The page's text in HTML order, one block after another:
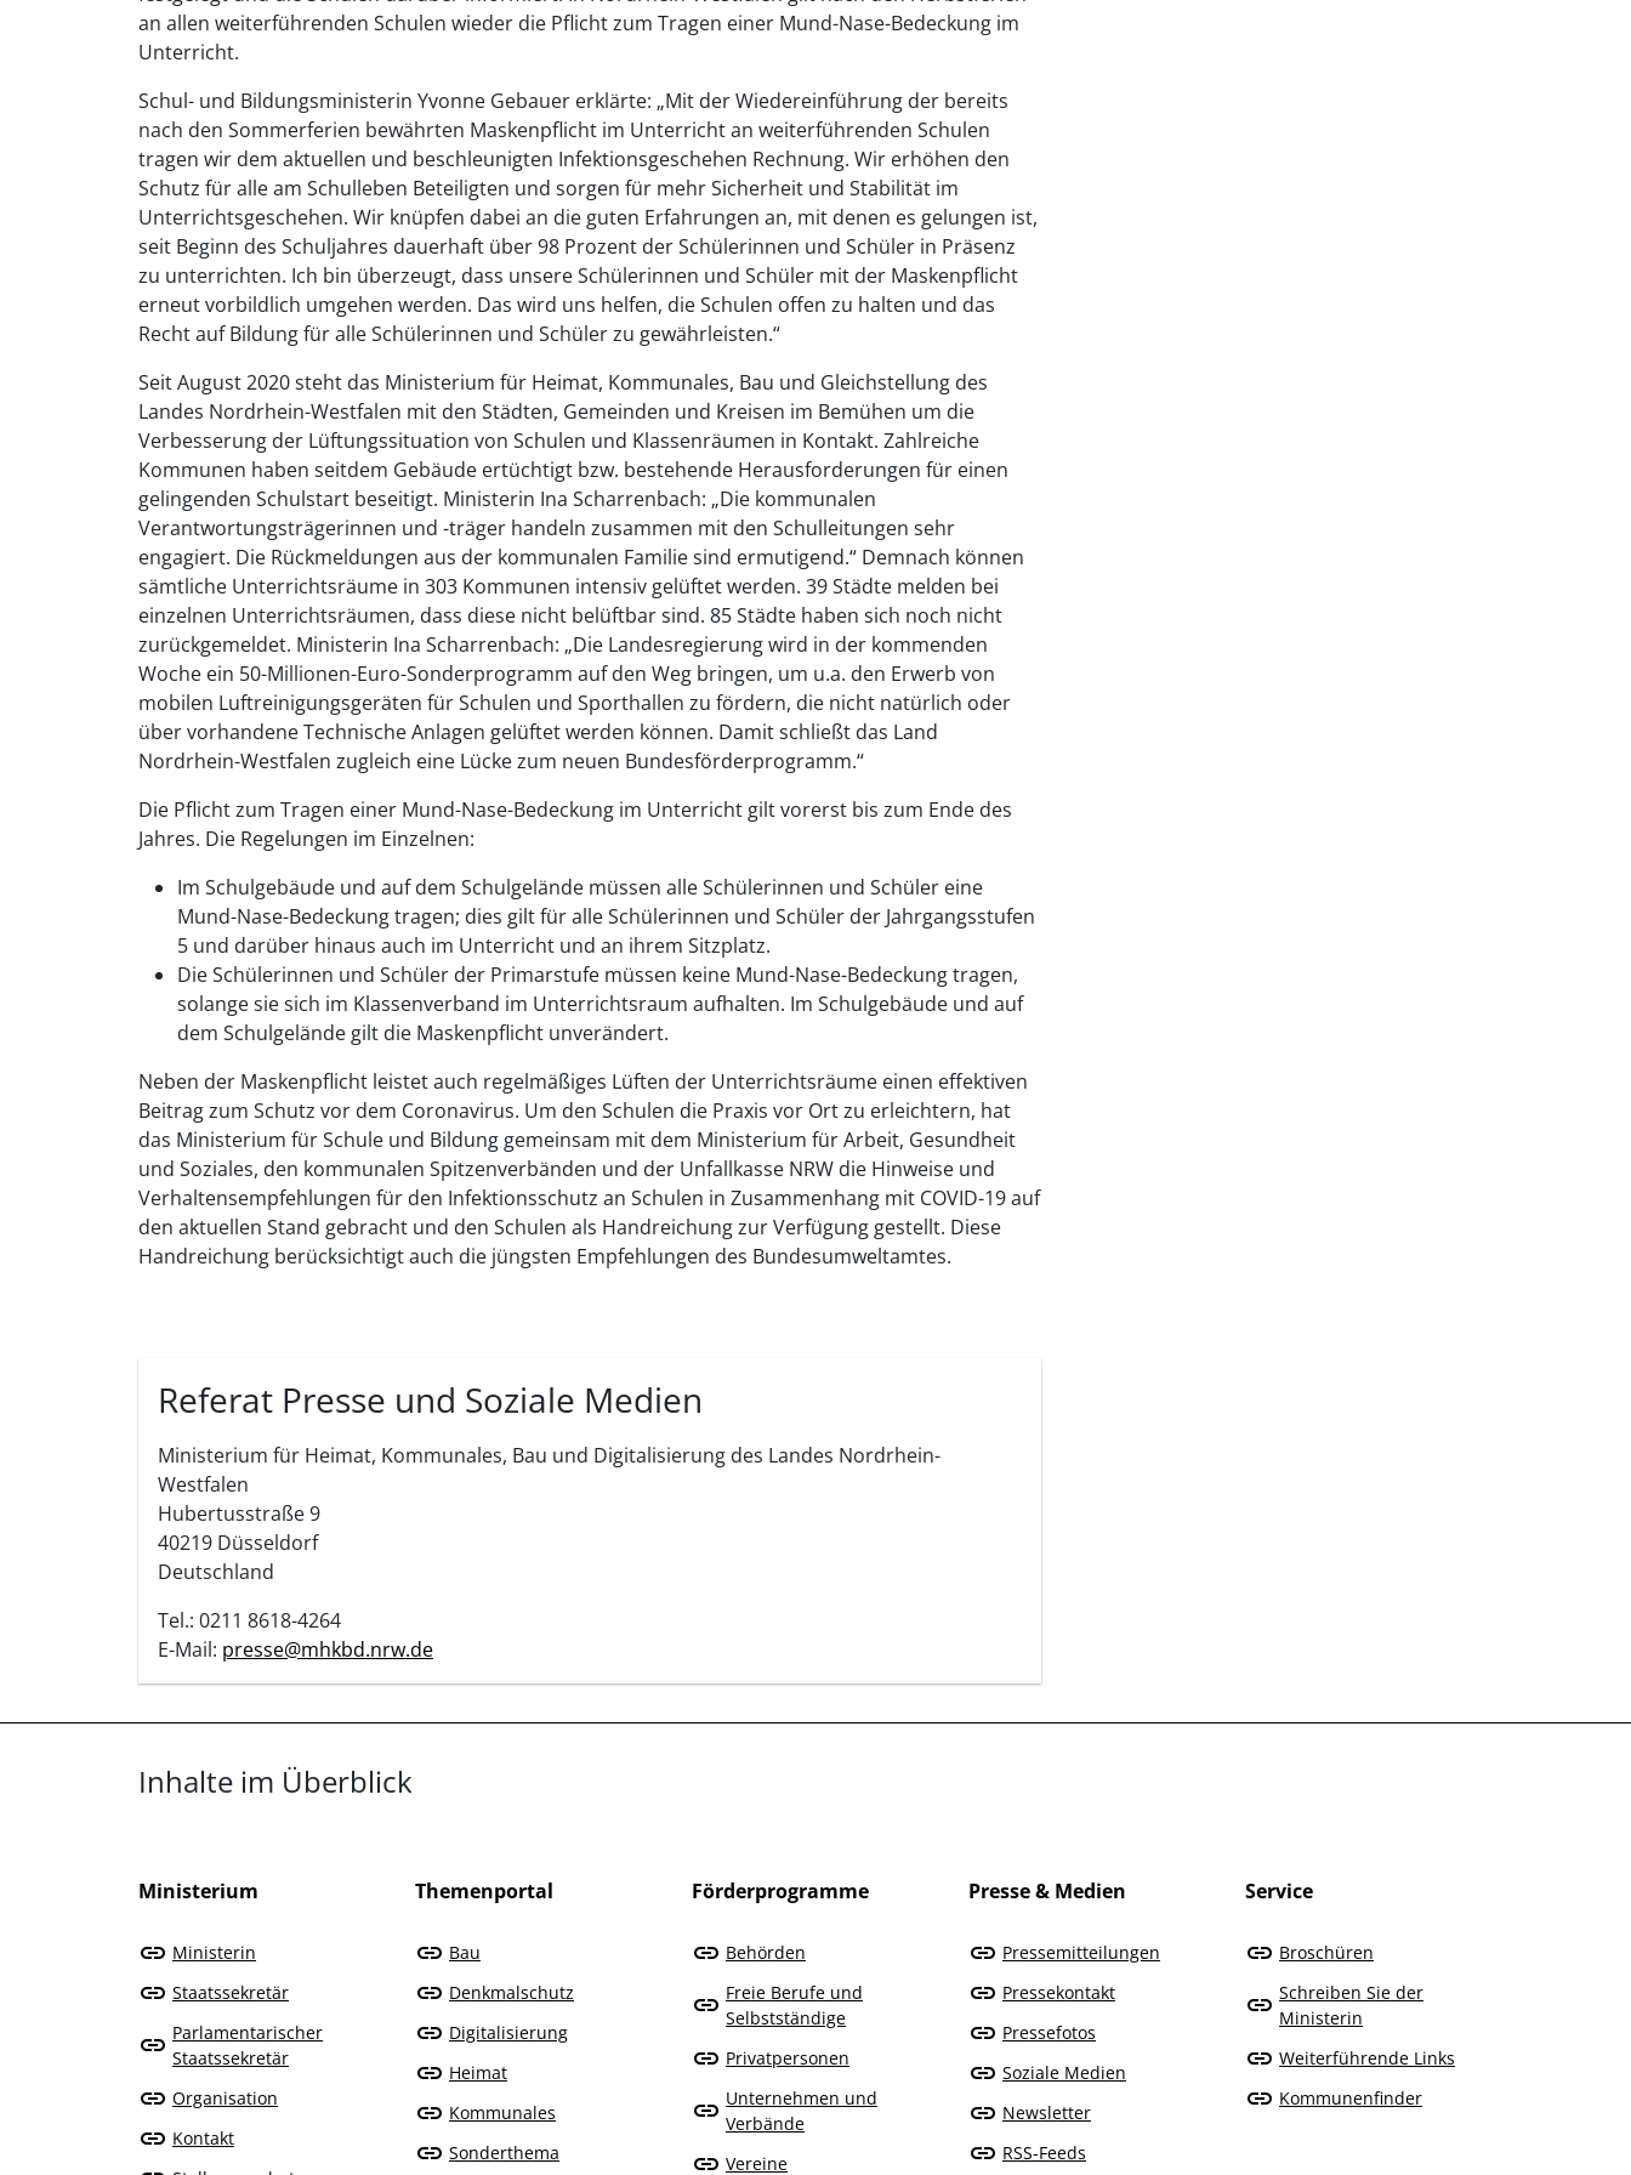
an allen weiterführenden Schulen wieder die Pflicht zum Tragen einer Mund-Nase-Bedeckung im
Unterricht.
Schul- und Bildungsministerin Yvonne Gebauer erklärte: „Mit der Wiedereinführung der bereits
nach den Sommerferien bewährten Maskenpflicht im Unterricht an weiterführenden Schulen
tragen wir dem aktuellen und beschleunigten Infektionsgeschehen Rechnung. Wir erhöhen den
Schutz für alle am Schulleben Beteiligten und sorgen für mehr Sicherheit und Stabilität im
Unterrichtsgeschehen. Wir knüpfen dabei an die guten Erfahrungen an, mit denen es gelungen ist,
seit Beginn des Schuljahres dauerhaft über 98 Prozent der Schülerinnen und Schüler in Präsenz
zu unterrichten. Ich bin überzeugt, dass unsere Schülerinnen und Schüler mit der Maskenpflicht
erneut vorbildlich umgehen werden. Das wird uns helfen, die Schulen offen zu halten und das
Recht auf Bildung für alle Schülerinnen und Schüler zu gewährleisten.“
Seit August 2020 steht das Ministerium für Heimat, Kommunales, Bau und Gleichstellung des
Landes Nordrhein-Westfalen mit den Städten, Gemeinden und Kreisen im Bemühen um die
Verbesserung der Lüftungssituation von Schulen und Klassenräumen in Kontakt. Zahlreiche
Kommunen haben seitdem Gebäude ertüchtigt bzw. bestehende Herausforderungen für einen
gelingenden Schulstart beseitigt. Ministerin Ina Scharrenbach: „Die kommunalen
Verantwortungsträgerinnen und -träger handeln zusammen mit den Schulleitungen sehr
engagiert. Die Rückmeldungen aus der kommunalen Familie sind ermutigend.“ Demnach können
sämtliche Unterrichtsräume in 303 Kommunen intensiv gelüftet werden. 39 Städte melden bei
einzelnen Unterrichtsräumen, dass diese nicht belüftbar sind. 85 Städte haben sich noch nicht
zurückgemeldet. Ministerin Ina Scharrenbach: „Die Landesregierung wird in der kommenden
Woche ein 50-Millionen-Euro-Sonderprogramm auf den Weg bringen, um u.a. den Erwerb von
mobilen Luftreinigungsgeräten für Schulen und Sporthallen zu fördern, die nicht natürlich oder
über vorhandene Technische Anlagen gelüftet werden können. Damit schließt das Land
Nordrhein-Westfalen zugleich eine Lücke zum neuen Bundesförderprogramm.“
Die Pflicht zum Tragen einer Mund-Nase-Bedeckung im Unterricht gilt vorerst bis zum Ende des
Jahres. Die Regelungen im Einzelnen:
Im Schulgebäude und auf dem Schulgelände müssen alle Schülerinnen und Schüler eine
Mund-Nase-Bedeckung tragen; dies gilt für alle Schülerinnen und Schüler der Jahrgangsstufen
5 und darüber hinaus auch im Unterricht und an ihrem Sitzplatz.
Die Schülerinnen und Schüler der Primarstufe müssen keine Mund-Nase-Bedeckung tragen,
solange sie sich im Klassenverband im Unterrichtsraum aufhalten. Im Schulgebäude und auf
dem Schulgelände gilt die Maskenpflicht unverändert.
Neben der Maskenpflicht leistet auch regelmäßiges Lüften der Unterrichtsräume einen effektiven
Beitrag zum Schutz vor dem Coronavirus. Um den Schulen die Praxis vor Ort zu erleichtern, hat
das Ministerium für Schule und Bildung gemeinsam mit dem Ministerium für Arbeit, Gesundheit
und Soziales, den kommunalen Spitzenverbänden und der Unfallkasse NRW die Hinweise und
Verhaltensempfehlungen für den Infektionsschutz an Schulen in Zusammenhang mit COVID-19 auf
den aktuellen Stand gebracht und den Schulen als Handreichung zur Verfügung gestellt. Diese
Handreichung berücksichtigt auch die jüngsten Empfehlungen des Bundesumweltamtes.
Referat Presse und Soziale Medien
Ministerium für Heimat, Kommunales, Bau und Digitalisierung des Landes Nordrhein-
Westfalen
Hubertusstraße 9
40219 Düsseldorf
Deutschland
Tel.: 0211 8618-4264
E-Mail: presse@mhkbd.nrw.de
Überblick: Inhalte
Inhalte im Überblick
Ministerium
Ministerin
Staatssekretär
Parlamentarischer
Staatssekretär
Organisation
Kontakt
Themenportal
Bau
Denkmalschutz
Digitalisierung
Heimat
Kommunales
Sonderthema
Förderprogramme
Behörden
Freie Berufe und
Selbstständige
Privatpersonen
Unternehmen und
Verbände
Vereine
Presse & Medien
Pressemitteilungen
Pressekontakt
Pressefotos
Soziale Medien
Newsletter
RSS-Feeds
Service
Broschüren
Schreiben Sie der
Ministerin
Weiterführende Links
Kommunenfinder